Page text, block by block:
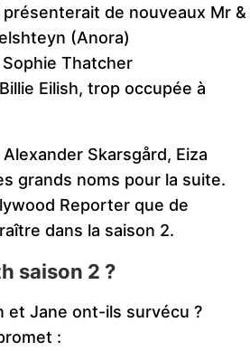
de nouveaux Mr &
(Anora)
Thatcher
Eilish, trop occupée à
Skarsgård, Eiza
grands noms pour la suite.
Reporter que de
dans la saison 2.
saison 2 ?
et Jane ont-ils survécu ?
: